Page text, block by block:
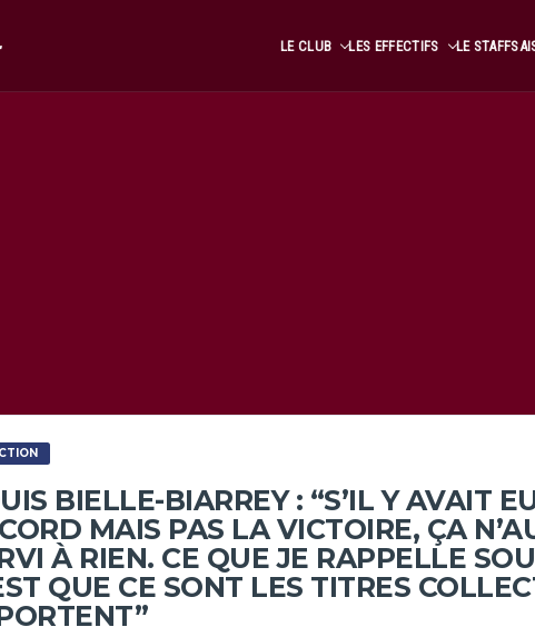
LE CLUB LES EFFECTIFS LE STAFF
BIELLE-BIARREY : “S’IL Y AVAIT
MAIS PAS LA VICTOIRE, ÇA
À RIEN. CE QUE JE RAPPELLE
QUE CE SONT LES TITRES